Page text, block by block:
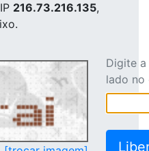
216.73.216.135,
Digite
lado no